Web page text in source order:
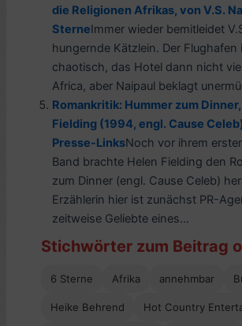
die Religionen Afrikas, von V.S.
SterneImmer wieder bemitleidet
hungernde Kätzlein. Der Flughafen
chaotisch, das Hotel dann nicht
Africa, aber Naipaul beklagt
Romankritik: Hummer zum
Fielding (1994, engl. Cause
Presse-LinksNoch vor ihrem
Band brachte Helen Fielding den
zum Dinner (engl. Cause Celeb)
Erzählerin hier ist zunächst PR-
zeitweise Geliebte eines...
Stichwörter zum Beitrag
6 Sterne Afrika annehmbar
Heike Behrend Hot Country